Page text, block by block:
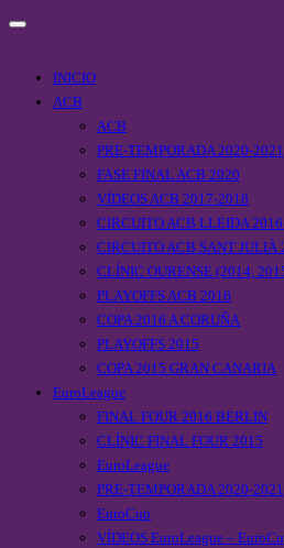
INICIO
ACB
ACB
PRE-TEMPORADA 2020-2021
FASE FINAL ACB 2020
VÍDEOS ACB 2017-2018
CIRCUITO ACB LLEIDA
CIRCUITO ACB SANT JULIÀ
CLÍNIC OURENSE (2014,
PLAYOFFS ACB 2016
COPA 2016 A CORUÑA
PLAYOFFS 2015
COPA 2015 GRAN CANARIA
EuroLeague
FINAL FOUR 2016 BERLIN
CLÍNIC FINAL FOUR 2015
EuroLeague
PRE-TEMPORADA 2020-2021
EuroCup
VÍDEOS EuroLeague –